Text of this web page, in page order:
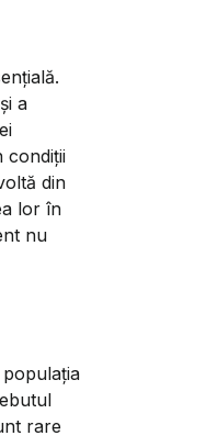
a
condiții
din
lor în
nu
rare